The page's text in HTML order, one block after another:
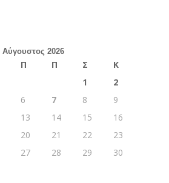
Αύγουστος 2026
Π Π Σ
Κ
1
2
6 7 8
9
13 14 15
16
20 21 22
23
27 28 29
30